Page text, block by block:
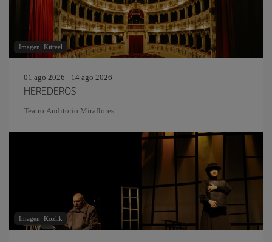
Imagen: Kitreel
01 ago 2026 - 14 ago 2026
HEREDEROS
Teatro Auditorio Miraflores
Imagen: Kozlik